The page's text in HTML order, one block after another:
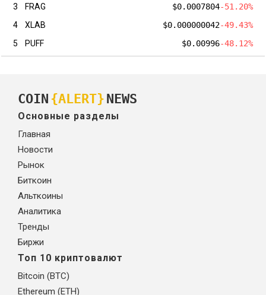
3
FRAG $0.0007804-51.20%
4
XLAB $0.000000042-49.43%
5
PUFF $0.00996-48.12%
COIN {ALERT} NEWS
Основные разделы
Главная
Новости
Рынок
Биткоин
Альткоины
Аналитика
Тренды
Биржи
Топ 10 криптовалют
Bitcoin (BTC)
Ethereum (ETH)